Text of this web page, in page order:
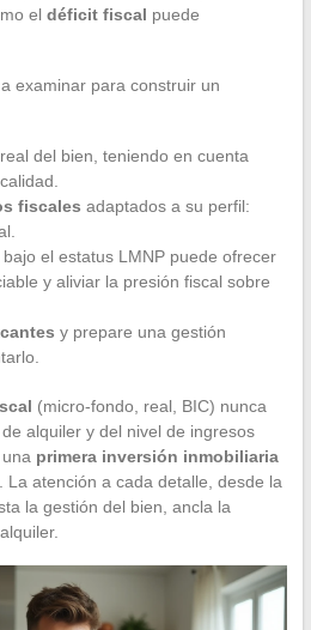
el déficit fiscal puede
examinar para construir un
real del bien, teniendo en cuenta
fiscales adaptados a su perfil:
bajo el estatus LMNP puede ofrecer
y aliviar la presión fiscal sobre
y prepare una gestión
(micro-fondo, real, BIC) nunca
alquiler y del nivel de ingresos
primera inversión inmobiliaria
La atención a cada detalle, desde la
la gestión del bien, ancla la